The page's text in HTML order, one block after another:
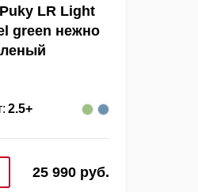
LR Light
green нежно
2.5+
25 990 руб.